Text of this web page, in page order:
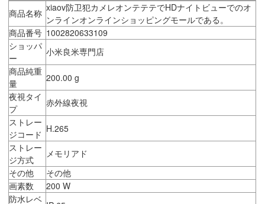
商品名称 xiaov防卫犯カメレオンテテテでHDナイトビューでのオ
ンラインオンラインショッピングモールである。
商品番号 1002820633109
ショッパ
ー
小米良米専門店
商品純重
量
200.00 g
夜視タイ
プ
赤外線夜視
ストレー
ジコード H.265
ストレー
ジ方式
メモリアド
その他
その他
画素数
200 W
防水レベ